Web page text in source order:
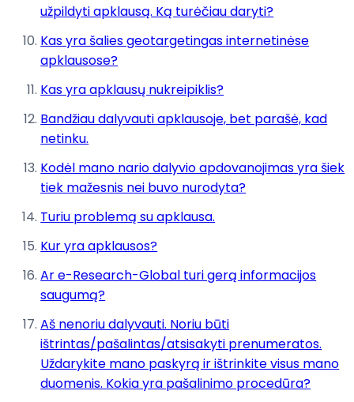
užpildyti apklausą. Ką turėčiau daryti?
Kas yra šalies geotargetingas internetinėse
apklausose?
Kas yra apklausų nukreipiklis?
Bandžiau dalyvauti apklausoje, bet parašė, kad
netinku.
Kodėl mano nario dalyvio apdovanojimas yra šiek
tiek mažesnis nei buvo nurodyta?
Turiu problemą su apklausa.
Kur yra apklausos?
Ar e-Research-Global turi gerą informacijos
saugumą?
Aš nenoriu dalyvauti. Noriu būti
ištrintas/pašalintas/atsisakyti prenumeratos.
Uždarykite mano paskyrą ir ištrinkite visus mano
duomenis. Kokia yra pašalinimo procedūra?